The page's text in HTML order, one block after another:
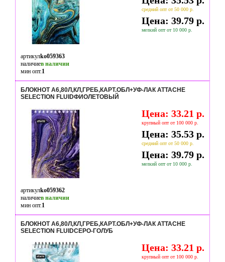
средний опт от 50 000 р.
Цена: 39.79 р.
мелкий опт от 10 000 р.
артикулko059363
наличиев наличии
мин опт.1
БЛОКНОТ A6,80Л,КЛ,ГРЕБ,КАРТ.ОБЛ+УФ-ЛАК ATTACHE
SELECTION FLUIDФИОЛЕТОВЫЙ
Цена: 33.21 р.
крупный опт от 100 000 р.
Цена: 35.53 р.
средний опт от 50 000 р.
Цена: 39.79 р.
мелкий опт от 10 000 р.
артикулko059362
наличиев наличии
мин опт.1
БЛОКНОТ А6,80Л,КЛ,ГРЕБ,КАРТ.ОБЛ+УФ-ЛАК ATTACHE
SELECTION FLUIDСЕРО-ГОЛУБ
Цена: 33.21 р.
крупный опт от 100 000 р.